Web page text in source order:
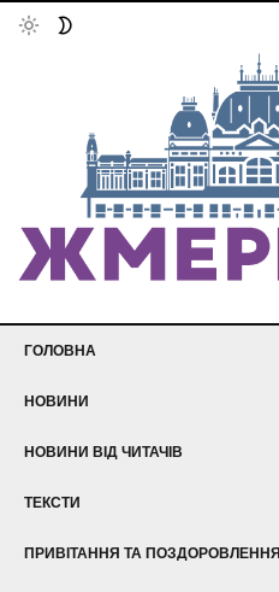
ГОЛОВНА
НОВИНИ
НОВИНИ ВІД ЧИТАЧІВ
ТЕКСТИ
ПРИВІТАННЯ ТА ПОЗДОРОВЛЕННЯ